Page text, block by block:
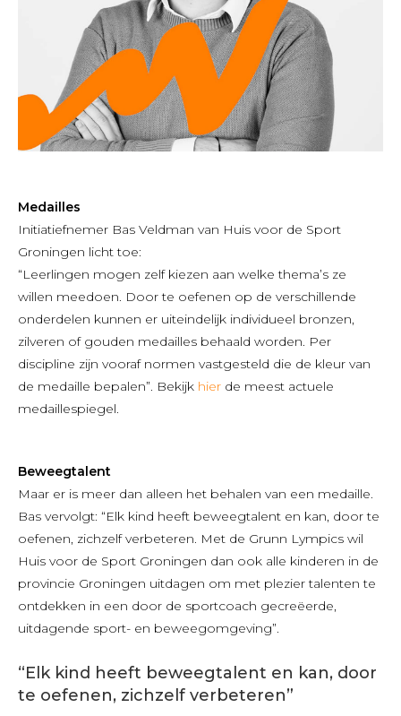
Medailles
Initiatiefnemer Bas Veldman van Huis voor de Sport
Groningen licht toe:
“Leerlingen mogen zelf kiezen aan welke thema’s ze
willen meedoen. Door te oefenen op de verschillende
onderdelen kunnen er uiteindelijk individueel bronzen,
zilveren of gouden medailles behaald worden. Per
discipline zijn vooraf normen vastgesteld die de kleur van
de medaille bepalen”. Bekijk hier de meest actuele
medaillespiegel.
Beweegtalent
Maar er is meer dan alleen het behalen van een medaille.
Bas vervolgt: “Elk kind heeft beweegtalent en kan, door te
oefenen, zichzelf verbeteren. Met de Grunn Lympics wil
Huis voor de Sport Groningen dan ook alle kinderen in de
provincie Groningen uitdagen om met plezier talenten te
ontdekken in een door de sportcoach gecreëerde,
uitdagende sport- en beweegomgeving”.
“Elk kind heeft beweegtalent en kan, door
te oefenen, zichzelf verbeteren”